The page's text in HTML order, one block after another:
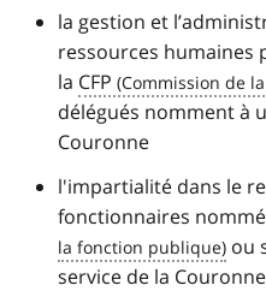
la gestion et
ressources humaines
la CFP
délégués nomment à
Couronne
l'impartialité dans le
fonctionnaires
ou
service de la